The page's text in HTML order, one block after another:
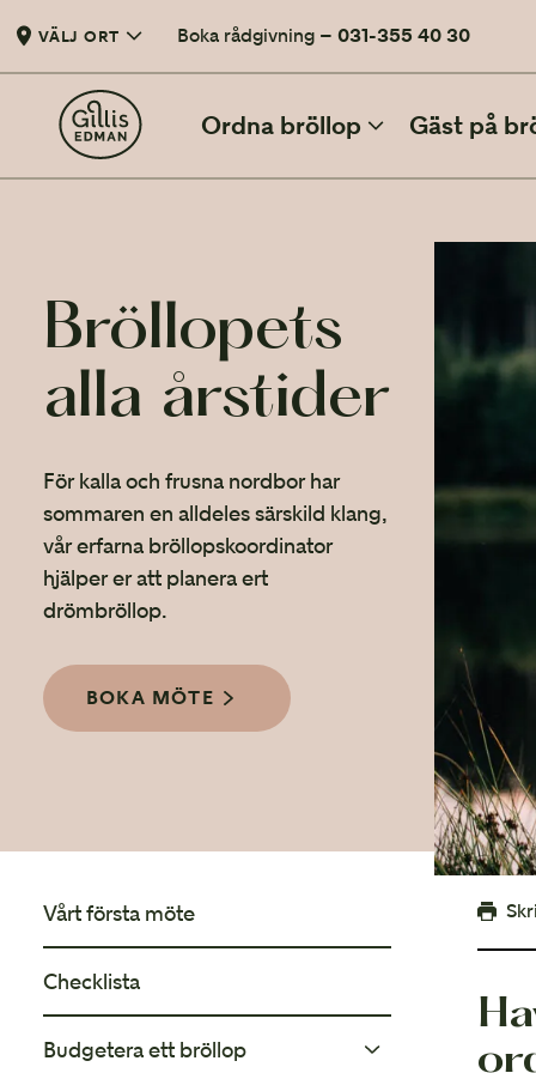
VÄLJ ORT Boka rådgivning –031-355 40 30
Ordna bröllop Gäst på
Vårt första möte
När ni är redo att planera bröllop
Checklista
12 punkter att checka av före bröllopet
Budgetera ett bröllop
Hur lägger ni en bröllopsbudget?
Att planera bröllop
Mycket att tänka på...
Bröllopets
alla årstider
För kalla och frusna nordbor har
sommaren en alldeles särskild klang,
vår erfarna bröllopskoordinator
hjälper er att planera ert
drömbröllop.
BOKA MÖTE
Vårt första möte
Checklista
Budgetera ett bröllop